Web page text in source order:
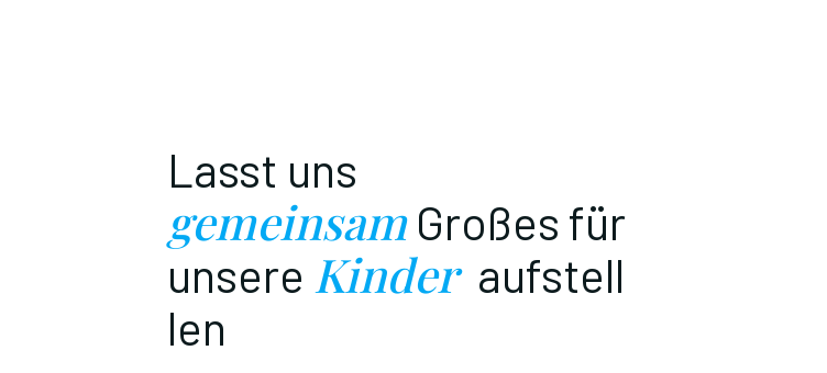
Lasst uns
gemeinsamGroßes für
unsere Kinder aufstell
len